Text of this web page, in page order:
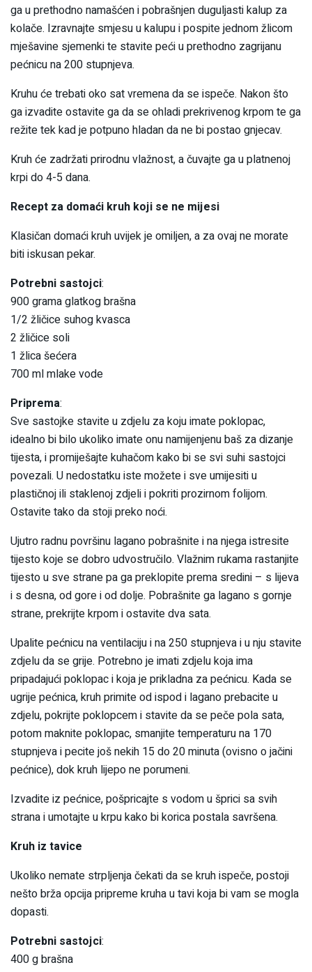
ga u prethodno namašćen i pobrašnjen duguljasti kalup za
kolače. Izravnajte smjesu u kalupu i pospite jednom žlicom
mješavine sjemenki te stavite peći u prethodno zagrijanu
pećnicu na 200 stupnjeva.
Kruhu će trebati oko sat vremena da se ispeče. Nakon što
ga izvadite ostavite ga da se ohladi prekrivenog krpom te ga
režite tek kad je potpuno hladan da ne bi postao gnjecav.
Kruh će zadržati prirodnu vlažnost, a čuvajte ga u platnenoj
krpi do 4-5 dana.
Recept za domaći kruh koji se ne mijesi
Klasičan domaći kruh uvijek je omiljen, a za ovaj ne morate
biti iskusan pekar.
Potrebni sastojci:
900 grama glatkog brašna
1/2 žličice suhog kvasca
2 žličice soli
1 žlica šećera
700 ml mlake vode
Priprema:
Sve sastojke stavite u zdjelu za koju imate poklopac,
idealno bi bilo ukoliko imate onu namijenjenu baš za dizanje
tijesta, i promiješajte kuhačom kako bi se svi suhi sastojci
povezali. U nedostatku iste možete i sve umijesiti u
plastičnoj ili staklenoj zdjeli i pokriti prozirnom folijom.
Ostavite tako da stoji preko noći.
Ujutro radnu površinu lagano pobrašnite i na njega istresite
tijesto koje se dobro udvostručilo. Vlažnim rukama rastanjite
tijesto u sve strane pa ga preklopite prema sredini – s lijeva
i s desna, od gore i od dolje. Pobrašnite ga lagano s gornje
strane, prekrijte krpom i ostavite dva sata.
Upalite pećnicu na ventilaciju i na 250 stupnjeva i u nju stavite
zdjelu da se grije. Potrebno je imati zdjelu koja ima
pripadajući poklopac i koja je prikladna za pećnicu. Kada se
ugrije pećnica, kruh primite od ispod i lagano prebacite u
zdjelu, pokrijte poklopcem i stavite da se peče pola sata,
potom maknite poklopac, smanjite temperaturu na 170
stupnjeva i pecite još nekih 15 do 20 minuta (ovisno o jačini
pećnice), dok kruh lijepo ne porumeni.
Izvadite iz pećnice, pošpricajte s vodom u šprici sa svih
strana i umotajte u krpu kako bi korica postala savršena.
Kruh iz tavice
Ukoliko nemate strpljenja čekati da se kruh ispeče, postoji
nešto brža opcija pripreme kruha u tavi koja bi vam se mogla
dopasti.
Potrebni sastojci:
400 g brašna